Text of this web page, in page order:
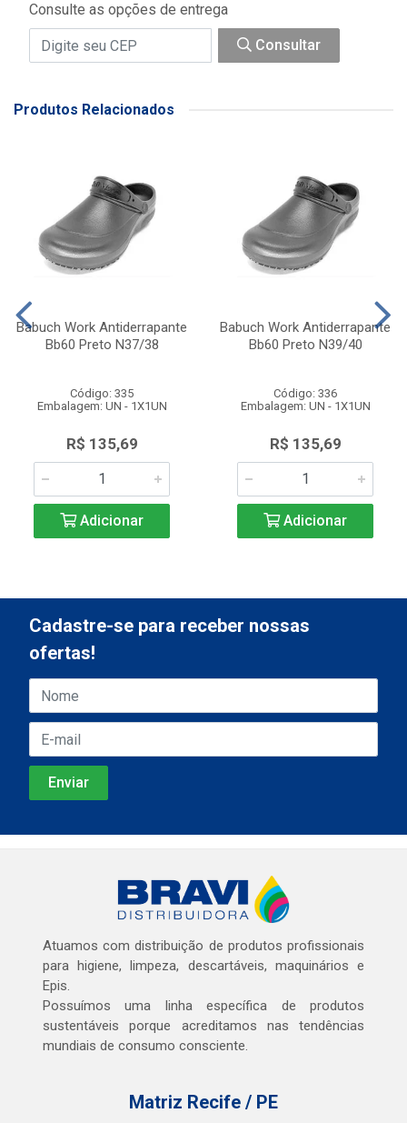
Consulte as opções de entrega
Consultar
Produtos Relacionados
Babuch Work Antiderrapante
Bb60 Preto N37/38
Código: 335
Embalagem: UN - 1X1UN
R$ 135,69
Adicionar
Babuch Work Antiderrapante
Bb60 Preto N39/40
Código: 336
Embalagem: UN - 1X1UN
R$ 135,69
Adicionar
Cadastre-se para receber nossas
ofertas!
Atuamos com distribuição de produtos profissionais
para higiene, limpeza, descartáveis, maquinários e
Epis.
Possuímos uma linha específica de produtos
sustentáveis porque acreditamos nas tendências
mundiais de consumo consciente.
Matriz Recife / PE